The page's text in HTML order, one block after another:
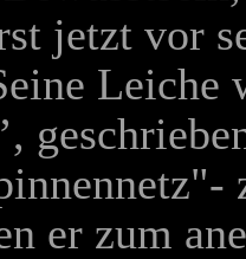
jetzt vor
er zum